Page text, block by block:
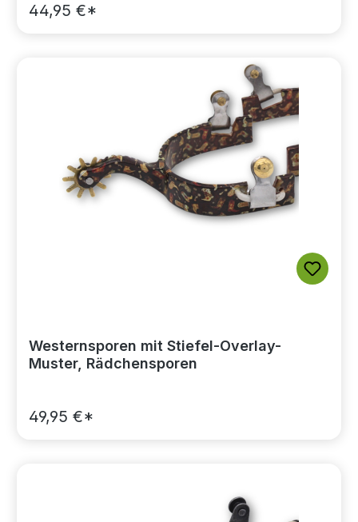
44,95 €*
Westernsporen mit Stiefel-Overlay-
Muster, Rädchensporen
49,95 €*